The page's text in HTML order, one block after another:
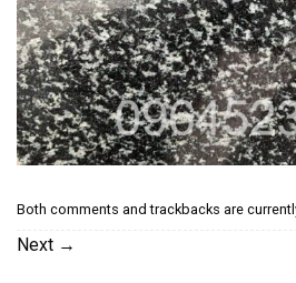
Both comments and trackbacks are
Next →